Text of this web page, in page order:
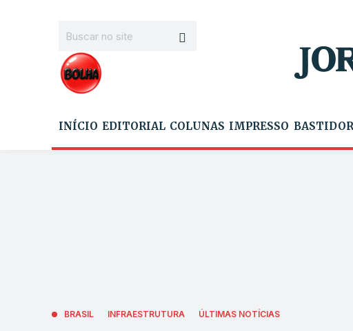
INÍCIO EDITORIAL COLUNAS IMPRESSO
BRASIL INFRAESTRUTURA ÚLTIMAS NOTÍCIAS